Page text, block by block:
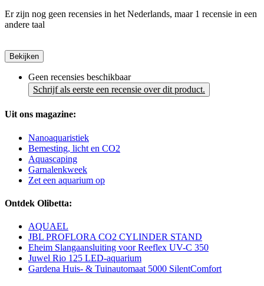
Er zijn nog geen recensies in het Nederlands, maar 1 recensie in een
andere taal
Bekijken
Geen recensies beschikbaar
Schrijf als eerste een recensie over dit product.
Uit ons magazine:
Nanoaquaristiek
Bemesting, licht en CO2
Aquascaping
Garnalenkweek
Zet een aquarium op
Ontdek Olibetta:
AQUAEL
JBL PROFLORA CO2 CYLINDER STAND
Eheim Slangaansluiting voor Reeflex UV-C 350
Juwel Rio 125 LED-aquarium
Gardena Huis- & Tuinautomaat 5000 SilentComfort